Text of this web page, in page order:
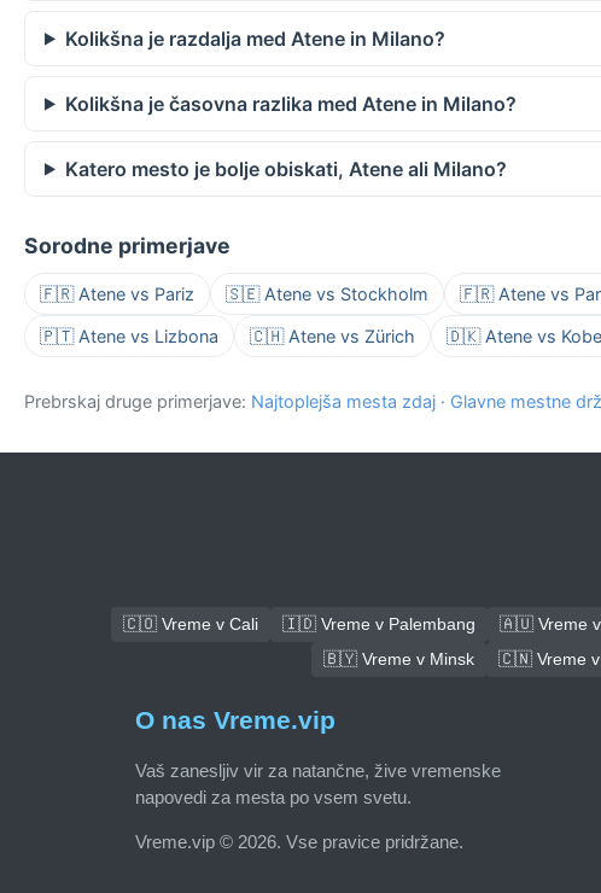
Kolikšna je razdalja med Atene in Milano?
Kolikšna je časovna razlika med Atene in Milano?
Katero mesto je bolje obiskati, Atene ali Milano?
Sorodne primerjave
🇫🇷 Atene vs Pariz 🇸🇪 Atene vs Stockholm 🇫🇷 Atene vs
🇵🇹 Atene vs Lizbona 🇨🇭 Atene vs Zürich 🇩🇰 Atene vs
Prebrskaj druge primerjave: Najtoplejša mesta zdaj · Glavne mestne
🇨🇴 Vreme v Cali 🇮🇩 Vreme v Palembang 🇦🇺 Vreme v
🇧🇾 Vreme v Minsk
🇨🇳 Vreme v
O nas Vreme.vip
Vaš zanesljiv vir za natančne, žive vremenske
napovedi za mesta po vsem svetu.
Vreme.vip © 2026. Vse pravice pridržane.